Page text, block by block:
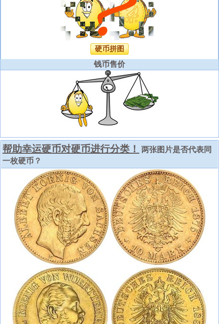
硬币拼图
钱币售价
帮助幸运硬币对硬币进行分类！
两张图片是否代表同
一枚硬币？